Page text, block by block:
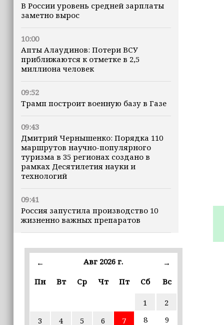
В России уровень средней зарплаты
заметно вырос
10:00
Апты Алаудинов: Потери ВСУ
приближаются к отметке в 2,5
миллиона человек
09:52
Трамп построит военную базу в Газе
09:43
Дмитрий Чернышенко: Порядка 110
маршрутов научно-популярного
туризма в 35 регионах создано в
рамках Десятилетия науки и
технологий
09:41
Россия запустила производство 10
жизненно важных препаратов
В ЧГПУ стартовала стажировка для
студентов из Ирака и Иордании
09:28
ПВО за ночь сбила 203 украинских
← Авг 2026 г.
→
Пн
Вт Ср Чт Пт Сб Вс
1
2
3
4 5 6 7 8
9